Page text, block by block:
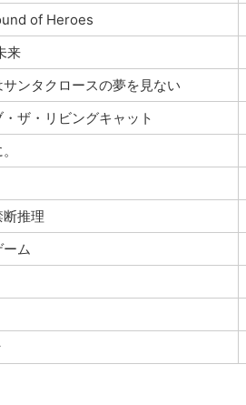
of Heroes
来
ンタクロースの夢を見ない
ザ・リビングキャット
推理
ーム